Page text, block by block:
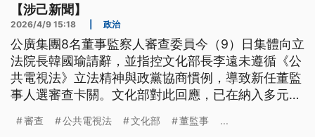
【涉己新聞】
2026/4/9 15:18 政治
公廣集團8名董事監察人審查委員今（9）日集體向立
法院長韓國瑜請辭，並指控文化部長李遠未遵循《公
共電視法》立法精神與政黨協商慣例，導致新任董監
事人選審查卡關。文化部對此回應，已在納入多元代
呼籲委員回歸理性討論進行實質審查。
審查 公共電視法 文化部 董監事 ...